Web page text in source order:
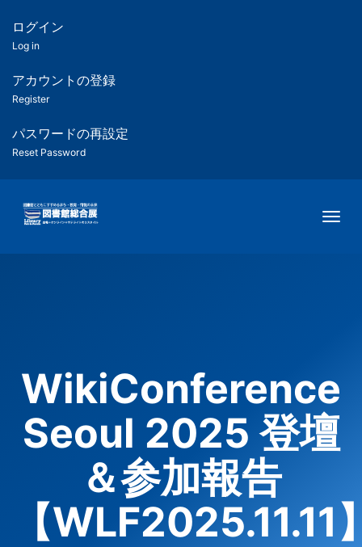
ツ
匿
名
ユ
ー
ー
用
メ
ログイン
Log in
アカウントの登録
Register
パスワードの再設定
Reset Password
WikiConference
Seoul 2025 登壇
＆参加報告
【WLF2025.11.11